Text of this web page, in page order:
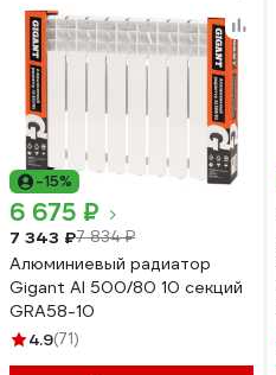
-15%
6 675 ₽
7 343 ₽7 834 ₽
Алюминиевый радиатор
Gigant Al 500/80 10 секций
GRA58-10
4.9(71)